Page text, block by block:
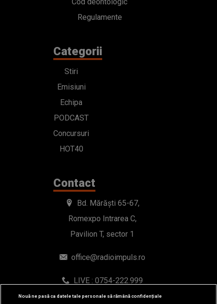
Regulamente
Categorii
Stiri
Emisiuni
Echipa
PODCAST
Concursuri
HOT40
Contact
Bd. Mărăști 65-67,
Romexpo Intrarea C,
Pavilion T, sector 1
office@radioimpuls.ro
LIVE : 0754-222.999
WhatsApp: 0754-222.999
Nouă ne pasă ca datele tale personale să rămână confidențiale